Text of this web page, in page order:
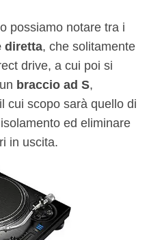
possiamo notare tra i
diretta, che solitamente
drive, a cui poi si
braccio ad S,
cui scopo sarà quello di
ed eliminare
in uscita.